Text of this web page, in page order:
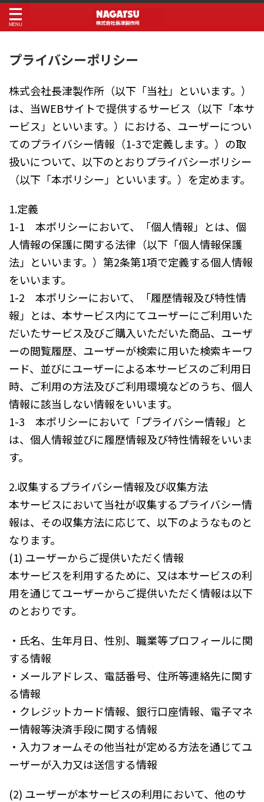
プライバシーポリシー
株式会社長津製作所（以下「当社」といいます。）
は、当WEBサイトで提供するサービス（以下「本サ
ービス」といいます。）における、ユーザーについ
てのプライバシー情報（1-3で定義します。）の取
扱いについて、以下のとおりプライバシーポリシー
（以下「本ポリシー」といいます。）を定めます。
1.定義
1-1 本ポリシーにおいて、「個人情報」とは、個
人情報の保護に関する法律（以下「個人情報保護
法」といいます。）第2条第1項で定義する個人情報
をいいます。
1-2 本ポリシーにおいて、「履歴情報及び特性情
報」とは、本サービス内にてユーザーにご利用いた
だいたサービス及びご購入いただいた商品、ユーザ
ーの閲覧履歴、ユーザーが検索に用いた検索キーワ
ード、並びにユーザーによる本サービスのご利用日
時、ご利用の方法及びご利用環境などのうち、個人
情報に該当しない情報をいいます。
1-3 本ポリシーにおいて「プライバシー情報」と
は、個人情報並びに履歴情報及び特性情報をいいま
す。
2.収集するプライバシー情報及び収集方法
本サービスにおいて当社が収集するプライバシー情
報は、その収集方法に応じて、以下のようなものと
なります。
(1) ユーザーからご提供いただく情報
本サービスを利用するために、又は本サービスの利
用を通じてユーザーからご提供いただく情報は以下
のとおりです。
・氏名、生年月日、性別、職業等プロフィールに関
する情報
・メールアドレス、電話番号、住所等連絡先に関す
る情報
・クレジットカード情報、銀行口座情報、電子マネ
ー情報等決済手段に関する情報
・入力フォームその他当社が定める方法を通じてユ
ーザーが入力又は送信する情報
(2) ユーザーが本サービスの利用において、他のサ